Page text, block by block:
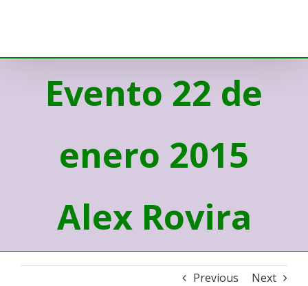
Evento 22 de
enero 2015
Alex Rovira
Previous Next